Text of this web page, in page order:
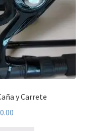
y Carrete